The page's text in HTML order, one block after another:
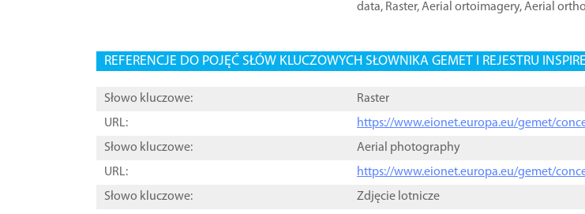
data, Raster,Aerial ortoimagery,Aerial
REFERENCJE DO POJĘĆ SŁÓW KLUCZOWYCH SŁOWNIKA GEMET I REJESTRU
Słowo kluczowe:
Raster
URL:
https://www.eionet.europa.eu/gemet/
Słowo kluczowe:
Aerial photography
URL:
https://www.eionet.europa.eu/gemet/
Słowo kluczowe:
Zdjęcie lotnicze